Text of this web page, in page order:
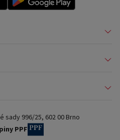
sady 996/25, 602 00 Brno
PPF